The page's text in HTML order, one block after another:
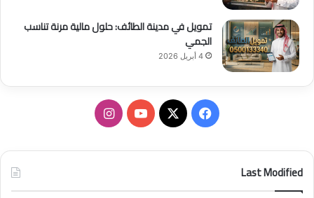
تمويل في مدينة الطائف: حلول مالية مرنة تناسب
الجمي
4 أبريل 2026
Last Modified